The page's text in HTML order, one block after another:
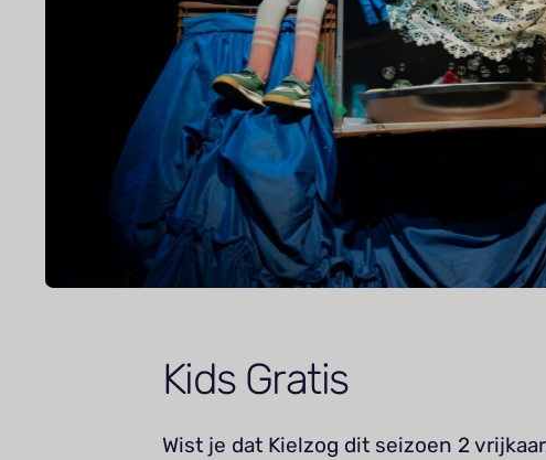
Kids Gratis
Wist je dat Kielzog dit seizoen 2